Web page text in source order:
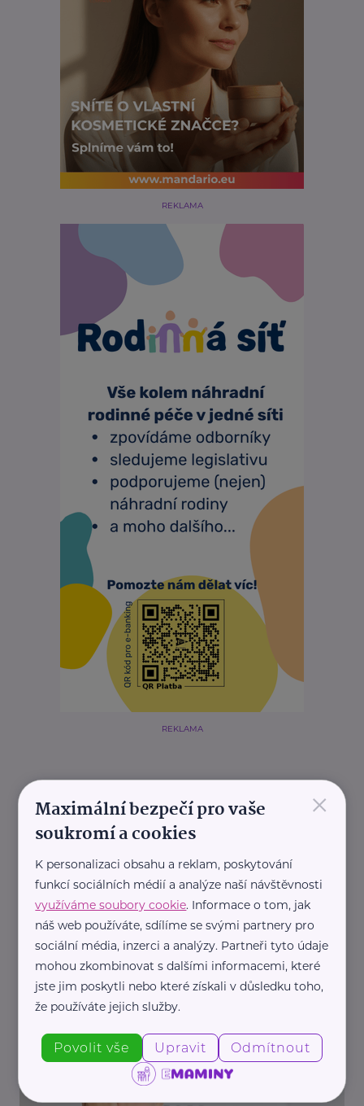
REKLAMA
REKLAMA
Další články
Reklama
Sidas
Gel ve vložkách do bot? Ano, ale nepřehánějte to!
Akce, Tip Cvičení, sport Zdraví
×
Maximální bezpečí pro vaše
soukromí a cookies
K personalizaci obsahu a reklam, poskytování
funkcí sociálních médií a analýze naší návštěvnosti
využíváme soubory cookie. Informace o tom, jak
náš web používáte, sdílíme se svými partnery pro
sociální média, inzerci a analýzy. Partneři tyto údaje
mohou zkombinovat s dalšími informacemi, které
jste jim poskytli nebo které získali v důsledku toho,
že používáte jejich služby.
Povolit vše Upravit Odmítnout